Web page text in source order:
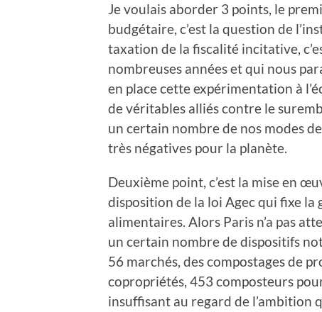
Je voulais aborder 3 points, le
budgétaire, c’est la question de
taxation de la fiscalité incitative,
nombreuses années et qui nous
en place cette expérimentation à
de véritables alliés contre le
un certain nombre de nos modes
très négatives pour la planète.
Deuxième point, c’est la mise en
disposition de la loi Agec qui fixe
alimentaires. Alors Paris n’a pas
un certain nombre de dispositifs
56 marchés, des compostages de
copropriétés, 453 composteurs
insuffisant au regard de l’ambition